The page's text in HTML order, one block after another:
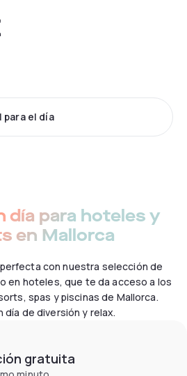
para el día
día para hoteles y
en Mallorca
con nuestra selección de
en hoteles, que te da acceso a los
spas y piscinas de Mallorca.
día de diversión y relax.
gratuita